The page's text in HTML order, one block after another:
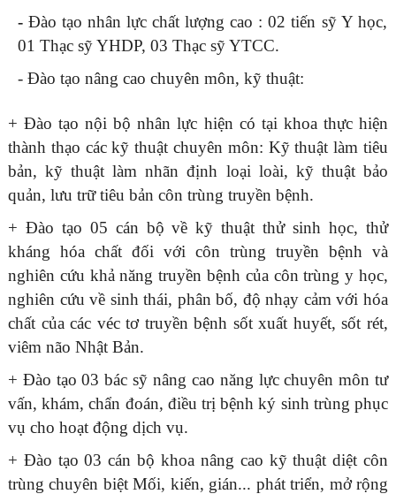
- Đào tạo nhân lực chất lượng cao : 02 tiến sỹ Y học,
01 Thạc sỹ YHDP, 03 Thạc sỹ YTCC.
- Đào tạo nâng cao chuyên môn, kỹ thuật:
+ Đào tạo nội bộ nhân lực hiện có tại khoa thực hiện
thành thạo các kỹ thuật chuyên môn: Kỹ thuật làm tiêu
bản, kỹ thuật làm nhãn định loại loài, kỹ thuật bảo
quản, lưu trữ tiêu bản côn trùng truyền bệnh.
+ Đào tạo 05 cán bộ về kỹ thuật thử sinh học, thử
kháng hóa chất đối với côn trùng truyền bệnh và
nghiên cứu khả năng truyền bệnh của côn trùng y học,
nghiên cứu về sinh thái, phân bố, độ nhạy cảm với hóa
chất của các véc tơ truyền bệnh sốt xuất huyết, sốt rét,
viêm não Nhật Bản.
+ Đào tạo 03 bác sỹ nâng cao năng lực chuyên môn tư
vấn, khám, chẩn đoán, điều trị bệnh ký sinh trùng phục
vụ cho hoạt động dịch vụ.
+ Đào tạo 03 cán bộ khoa nâng cao kỹ thuật diệt côn
trùng chuyên biệt Mối, kiến, gián... phát triển, mở rộng